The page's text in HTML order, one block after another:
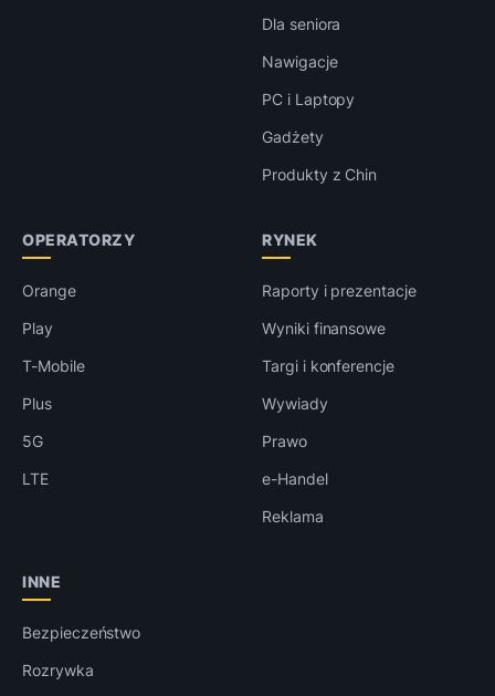
Dla seniora
Nawigacje
PC i Laptopy
Gadżety
Produkty z Chin
OPERATORZY
Orange
Play
T-Mobile
Plus
5G
LTE
RYNEK
Raporty i prezentacje
Wyniki finansowe
Targi i konferencje
Wywiady
Prawo
e-Handel
Reklama
INNE
Bezpieczeństwo
Rozrywka